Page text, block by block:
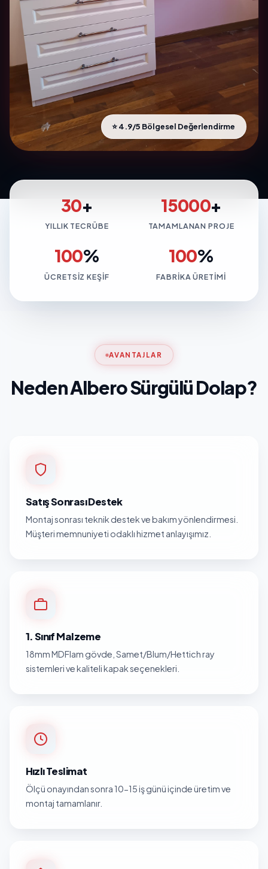
⭐ 4.9/5 Bölgesel Değerlendirme
30+
YILLIK TECRÜBE
15000+
TAMAMLANAN PROJE
100%
ÜCRETSIZ KEŞIF
100%
FABRIKA ÜRETIMI
AVANTAJLAR
Neden Albero Sürgülü Dolap?
Satış Sonrası Destek
Montaj sonrası teknik destek ve bakım yönlendirmesi.
Müşteri memnuniyeti odaklı hizmet anlayışımız.
1. Sınıf Malzeme
18mm MDFlam gövde, Samet/Blum/Hettich ray
sistemleri ve kaliteli kapak seçenekleri.
Hızlı Teslimat
Ölçü onayından sonra 10-15 iş günü içinde üretim ve
montaj tamamlanır.